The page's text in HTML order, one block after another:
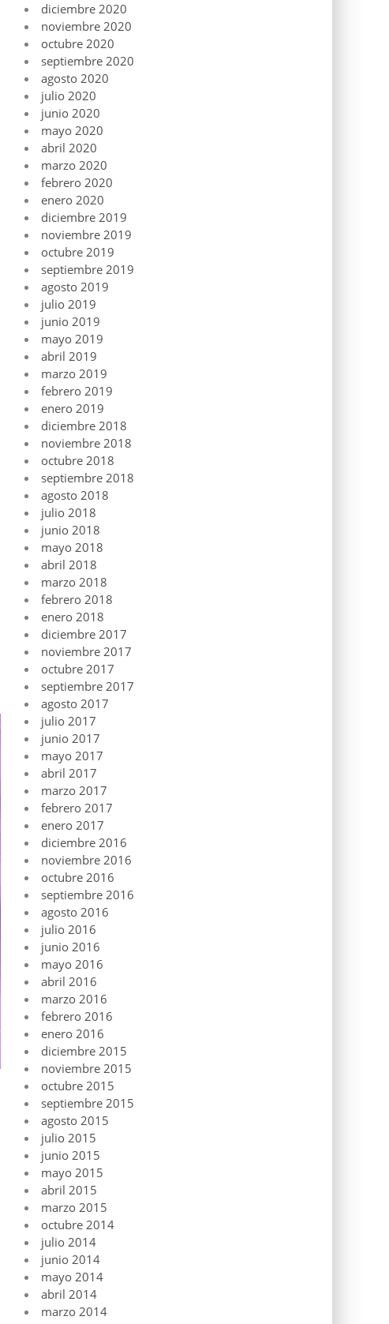
diciembre 2020
noviembre 2020
octubre 2020
septiembre 2020
agosto 2020
julio 2020
junio 2020
mayo 2020
abril 2020
marzo 2020
febrero 2020
enero 2020
diciembre 2019
noviembre 2019
octubre 2019
septiembre 2019
agosto 2019
julio 2019
junio 2019
mayo 2019
abril 2019
marzo 2019
febrero 2019
enero 2019
diciembre 2018
noviembre 2018
octubre 2018
septiembre 2018
agosto 2018
julio 2018
junio 2018
mayo 2018
abril 2018
marzo 2018
febrero 2018
enero 2018
diciembre 2017
noviembre 2017
octubre 2017
septiembre 2017
agosto 2017
julio 2017
junio 2017
mayo 2017
abril 2017
marzo 2017
febrero 2017
enero 2017
diciembre 2016
noviembre 2016
octubre 2016
septiembre 2016
agosto 2016
julio 2016
junio 2016
mayo 2016
abril 2016
marzo 2016
febrero 2016
enero 2016
diciembre 2015
noviembre 2015
octubre 2015
septiembre 2015
agosto 2015
julio 2015
junio 2015
mayo 2015
abril 2015
marzo 2015
octubre 2014
julio 2014
junio 2014
mayo 2014
abril 2014
marzo 2014